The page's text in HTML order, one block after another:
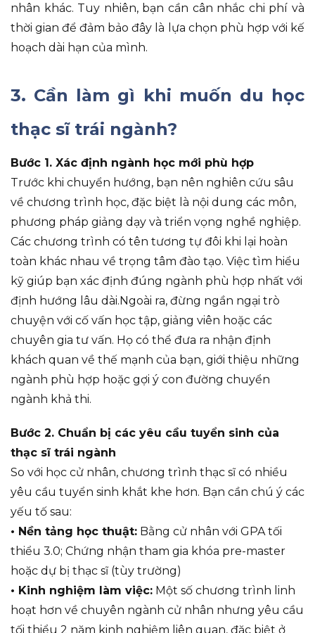
nhân khác. Tuy nhiên, bạn cần cân nhắc chi phí và
thời gian để đảm bảo đây là lựa chọn phù hợp với kế
hoạch dài hạn của mình.
3. Cần làm gì khi muốn du học
thạc sĩ trái ngành?
Bước 1. Xác định ngành học mới phù hợp
Trước khi chuyển hướng, bạn nên nghiên cứu sâu
về chương trình học, đặc biệt là nội dung các môn,
phương pháp giảng dạy và triển vọng nghề nghiệp.
Các chương trình có tên tương tự đôi khi lại hoàn
toàn khác nhau về trọng tâm đào tạo. Việc tìm hiểu
kỹ giúp bạn xác định đúng ngành phù hợp nhất với
định hướng lâu dài.Ngoài ra, đừng ngần ngại trò
chuyện với cố vấn học tập, giảng viên hoặc các
chuyên gia tư vấn. Họ có thể đưa ra nhận định
khách quan về thế mạnh của bạn, giới thiệu những
ngành phù hợp hoặc gợi ý con đường chuyển
ngành khả thi.
Bước 2. Chuẩn bị các yêu cầu tuyển sinh của
thạc sĩ trái ngành
So với học cử nhân, chương trình thạc sĩ có nhiều
yêu cầu tuyển sinh khắt khe hơn. Bạn cần chú ý các
yếu tố sau:
• Nền tảng học thuật: Bằng cử nhân với GPA tối
thiểu 3.0; Chứng nhận tham gia khóa pre-master
hoặc dự bị thạc sĩ (tùy trường)
• Kinh nghiệm làm việc: Một số chương trình linh
hoạt hơn về chuyên ngành cử nhân nhưng yêu cầu
tối thiểu 2 năm kinh nghiệm liên quan, đặc biệt ở